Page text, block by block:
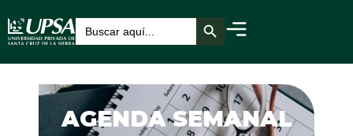
Buscar: Botón de búsqueda
AGENDA SEMANAL